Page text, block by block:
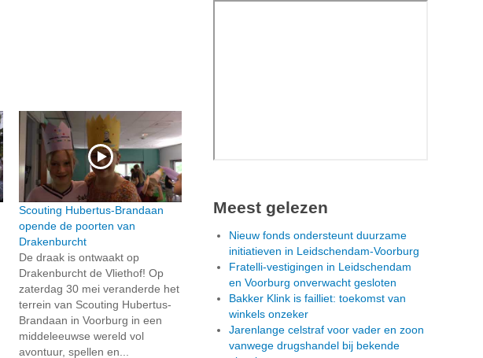
Scouting Hubertus-Brandaan
opende de poorten van
Drakenburcht
De draak is ontwaakt op
Drakenburcht de Vliethof! Op
zaterdag 30 mei veranderde het
terrein van Scouting Hubertus-
Brandaan in Voorburg in een
middeleeuwse wereld vol
avontuur, spellen en...
Meest gelezen
Nieuw fonds ondersteunt duurzame
initiatieven in Leidschendam-Voorburg
Fratelli-vestigingen in Leidschendam
en Voorburg onverwacht gesloten
Bakker Klink is failliet: toekomst van
winkels onzeker
Jarenlange celstraf voor vader en zoon
vanwege drugshandel bij bekende